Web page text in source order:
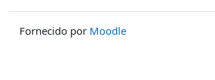
Fornecido por Moodle